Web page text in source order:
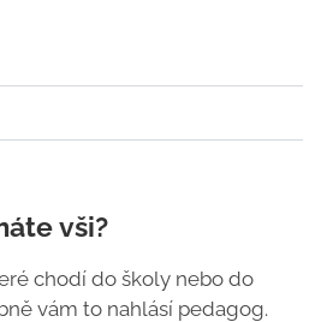
vši?
chodí do školy nebo do
vám to nahlásí pedagog.